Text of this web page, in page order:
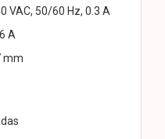
VAC, 50/60 Hz, 0.3 A
A
mm